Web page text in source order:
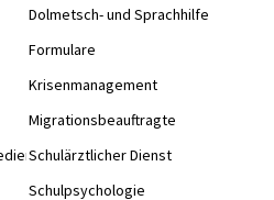
Dolmetsch- und Sprachhilfe
Formulare
Krisenmanagement
Migrationsbeauftragte
an Schulen
Schulärztlicher Dienst
Schulpsychologie